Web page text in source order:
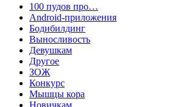
100 пудов про…
Android-приложения
Бодибилдинг
Выносливость
Девушкам
Другое
ЗОЖ
Конкурс
Мышцы кора
Новичкам